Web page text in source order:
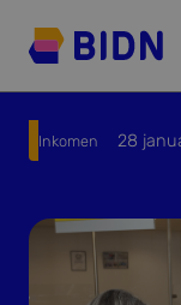
Inkomen 28